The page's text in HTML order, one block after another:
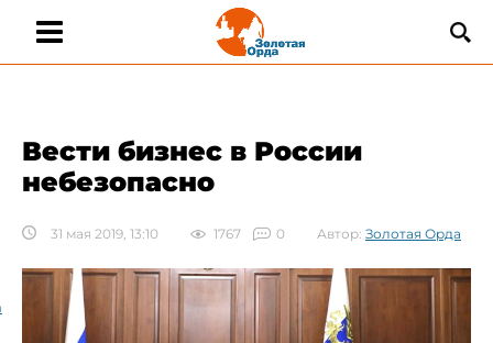
Вести бизнес в России
небезопасно
31 мая 2019, 13:10 1767 0 Автор: Золотая Орда